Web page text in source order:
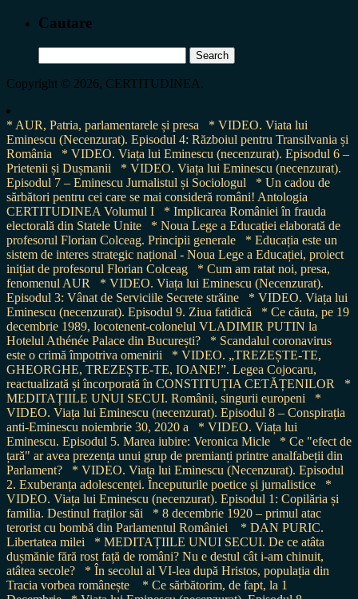
Cautare
for:
Copyright © 2026, CERTITUDINEA.
* AUR, Patria, parlamentarele și presa
* VIDEO. Viata lui
Eminescu (Necenzurat). Episodul 4: Războiul pentru Transilvania și
România
* VIDEO. Viața lui Eminescu (necenzurat). Episodul 6 –
Prietenii și Dușmanii
* VIDEO. Viața lui Eminescu (necenzurat).
Episodul 7 – Eminescu Jurnalistul și Sociologul
* Un cadou de
sărbători pentru cei care se mai consideră români! Antologia
CERTITUDINEA Volumul I
* Implicarea României în frauda
electorală din Statele Unite
* Noua Lege a Educației elaborată de
profesorul Florian Colceag. Principii generale
* Educația este un
sistem de interes strategic național - Noua Lege a Educației, proiect
inițiat de profesorul Florian Colceag
* Cum am ratat noi, presa,
fenomenul AUR
* VIDEO. Viața lui Eminescu (Necenzurat).
Episodul 3: Vânat de Serviciile Secrete străine
* VIDEO. Viața lui
Eminescu (necenzurat). Episodul 9. Ziua fatidică
* Ce căuta, pe 19
decembrie 1989, locotenent-colonelul VLADIMIR PUTIN la
Hotelul Athénée Palace din București?
* Scandalul coronavirus
este o crimă împotriva omenirii
* VIDEO. „TREZEȘTE-TE,
GHEORGHE, TREZEȘTE-TE, IOANE!”. Legea Cojocaru,
reactualizată și încorporată în CONSTITUȚIA CETĂȚENILOR
*
MEDITAȚIILE UNUI SECUI. Românii, singurii europeni
*
VIDEO. Viața lui Eminescu (necenzurat). Episodul 8 – Conspirația
anti-Eminescu noiembrie 30, 2020 a
* VIDEO. Viața lui
Eminescu. Episodul 5. Marea iubire: Veronica Micle
* Ce "efect de
țară" ar avea prezența unui grup de premianți printre analfabeții din
Parlament?
* VIDEO. Viața lui Eminescu (Necenzurat). Episodul
2. Exuberanța adolescenței. Începuturile poetice și jurnalistice
*
VIDEO. Viața lui Eminescu (necenzurat). Episodul 1: Copilăria și
familia. Destinul fraților săi
* 8 decembrie 1920 – primul atac
terorist cu bombă din Parlamentul României
* DAN PURIC.
Libertatea milei
* MEDITAȚIILE UNUI SECUI. De ce atâta
dușmănie fără rost față de români? Nu e destul cât i-am chinuit,
atâtea secole?
* În secolul al VI-lea după Hristos, populația din
Tracia vorbea românește
* Ce sărbătorim, de fapt, la 1